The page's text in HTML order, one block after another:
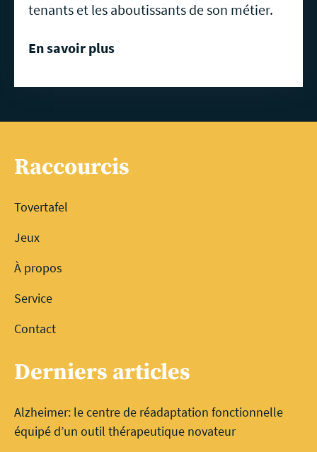
tenants et les aboutissants de son métier.
En savoir plus
Raccourcis
Tovertafel
Jeux
À propos
Service
Contact
Derniers articles
Alzheimer: le centre de réadaptation fonctionnelle
équipé d’un outil thérapeutique novateur